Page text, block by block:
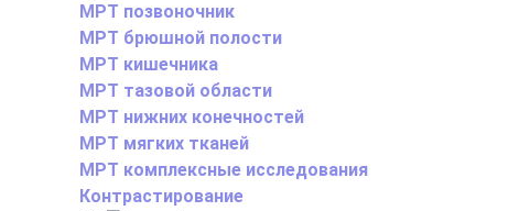
МРТ позвоночник
МРТ брюшной полости
МРТ кишечника
МРТ тазовой области
МРТ нижних конечностей
МРТ мягких тканей
МРТ комплексные исследования
Контрастирование